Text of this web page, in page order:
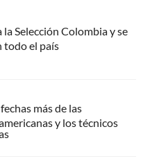
la Selección Colombia y se
todo el país
más de las
y los técnicos